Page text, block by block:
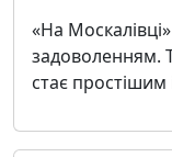
«На
задоволенням.
стає